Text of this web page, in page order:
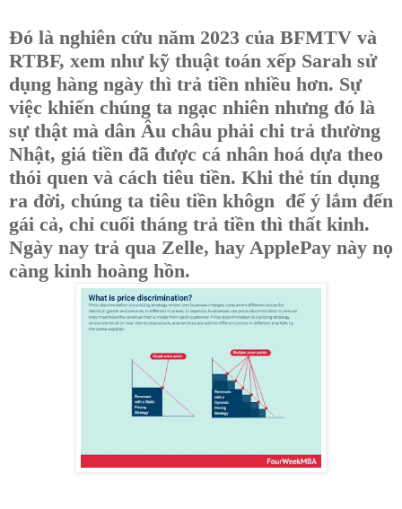
Đó là nghiên cứu năm 2023 của BFMTV và
RTBF, xem như kỹ thuật toán xếp Sarah sử
dụng hàng ngày thì trả tiền nhiều hơn. Sự
việc khiến chúng ta ngạc nhiên nhưng đó là
sự thật mà dân Âu châu phải chi trả thường
Nhật, giá tiền đã được cá nhân hoá dựa theo
thói quen và cách tiêu tiền. Khi thẻ tín dụng
ra đời, chúng ta tiêu tiền khôgn để ý lắm đến
gái cả, chỉ cuối tháng trả tiền thì thất kinh.
Ngày nay trả qua Zelle, hay ApplePay này nọ
càng kinh hoàng hồn.